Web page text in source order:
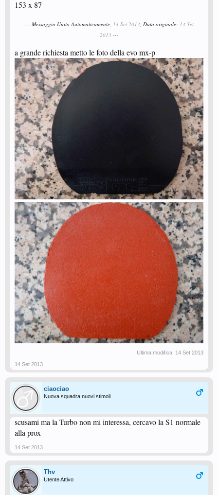
153 x 87
--- Messaggio Unito Automaticamente, 14 Set 2013, Data originale: 14 Set
2013 ---
a grande richiesta metto le foto della evo mx-p
Ultima modifica: 14 Set 2013
14 Set 2013
ciaociao
Nuova squadra nuovi stimoli
scusami ma la Turbo non mi interessa, cercavo la S1 normale
alla prox
14 Set 2013
Thv
Utente Attivo